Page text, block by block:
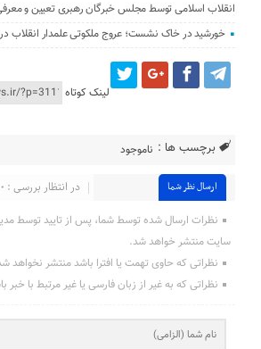
انقلاب اسلامی توسط مجلس خبرگان رهبری تعیین و
خورشید در خاک نشست؛ عروج ملکوتی علمدار انقلاب در
لینک کوتاه
برچسب ها : ناموجود
ارسال نظر شما
در انتظار بررسی : ۰
نظرات ارسال شده توسط شما، پس از تایید توسط
سایت منتشر خواهد شد.
نظراتی که حاوی تهمت یا افترا باشد منتشر نخواهد
نظراتی که به غیر از زبان فارسی یا غیر مرتبط با